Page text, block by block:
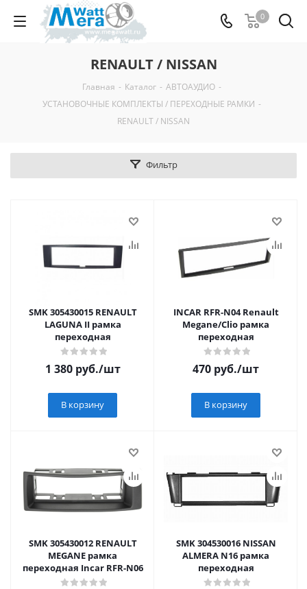
0
RENAULT / NISSAN
Главная - Каталог - АВТОАУДИО -
УСТАНОВОЧНЫЕ КОМПЛЕКТЫ / ПЕРЕХОДНЫЕ РАМКИ -
RENAULT / NISSAN
Фильтр
SMK 305430015 RENAULT
LAGUNA II рамка
переходная
1 380руб./шт
В корзину
INCAR RFR-N04 Renault
Megane/Clio рамка
переходная
470 руб./шт
В корзину
SMK 305430012 RENAULT
MEGANE рамка
переходная Incar RFR-N06
SMK 304530016 NISSAN
ALMERA N16 рамка
переходная